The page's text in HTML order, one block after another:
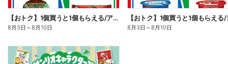
【おトク】1個買うと1個もらえる/アイス
8月3日 ～8月10日 8月3日 ～8月10日